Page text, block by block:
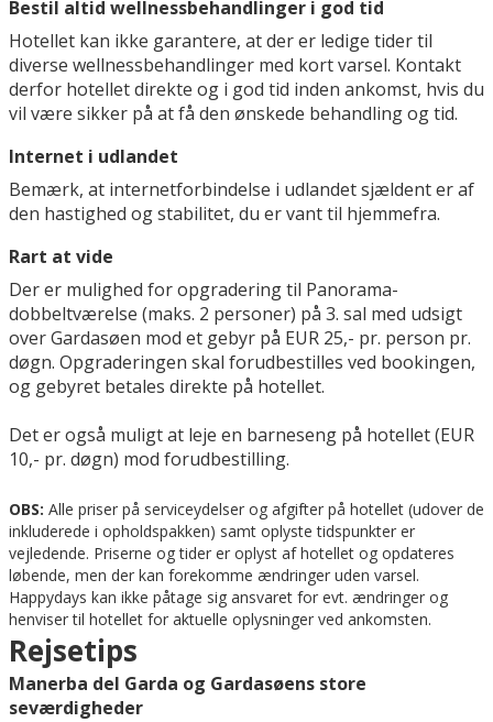
Bestil altid wellnessbehandlinger i god tid
Hotellet kan ikke garantere, at der er ledige tider til
diverse wellnessbehandlinger med kort varsel. Kontakt
derfor hotellet direkte og i god tid inden ankomst, hvis du
vil være sikker på at få den ønskede behandling og tid.
Internet i udlandet
Bemærk, at internetforbindelse i udlandet sjældent er af
den hastighed og stabilitet, du er vant til hjemmefra.
Rart at vide
Der er mulighed for opgradering til Panorama-
dobbeltværelse (maks. 2 personer) på 3. sal med udsigt
over Gardasøen mod et gebyr på EUR 25,- pr. person pr.
døgn. Opgraderingen skal forudbestilles ved bookingen,
og gebyret betales direkte på hotellet.
Det er også muligt at leje en barneseng på hotellet (EUR
10,- pr. døgn) mod forudbestilling.
OBS: Alle priser på serviceydelser og afgifter på hotellet (udover de
inkluderede i opholdspakken) samt oplyste tidspunkter er
vejledende. Priserne og tider er oplyst af hotellet og opdateres
løbende, men der kan forekomme ændringer uden varsel.
Happydays kan ikke påtage sig ansvaret for evt. ændringer og
henviser til hotellet for aktuelle oplysninger ved ankomsten.
Rejsetips
Manerba del Garda og Gardasøens store
seværdigheder